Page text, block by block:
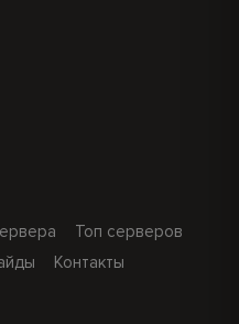
Топ серверов
Контакты